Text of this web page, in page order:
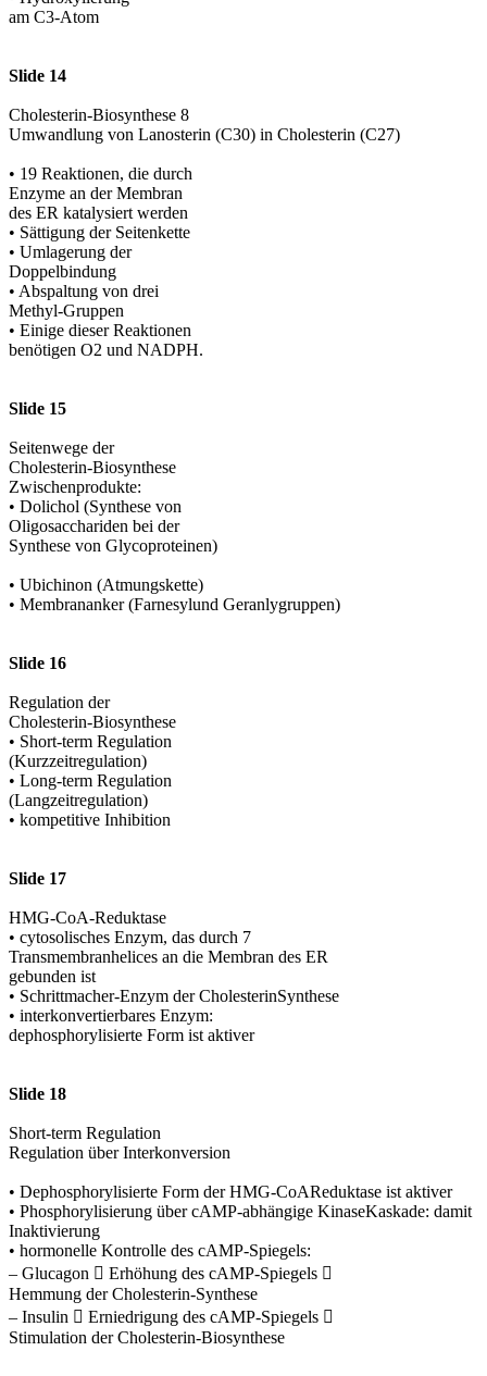
am C3-Atom
Slide 14
Cholesterin-Biosynthese 8
Umwandlung von Lanosterin (C30) in Cholesterin (C27)
• 19 Reaktionen, die durch
Enzyme an der Membran
des ER katalysiert werden
• Sättigung der Seitenkette
• Umlagerung der
Doppelbindung
• Abspaltung von drei
Methyl-Gruppen
• Einige dieser Reaktionen
benötigen O2 und NADPH.
Slide 15
Seitenwege der
Cholesterin-Biosynthese
Zwischenprodukte:
• Dolichol (Synthese von
Oligosacchariden bei der
Synthese von Glycoproteinen)
• Ubichinon (Atmungskette)
• Membrananker (Farnesylund Geranlygruppen)
Slide 16
Regulation der
Cholesterin-Biosynthese
• Short-term Regulation
(Kurzzeitregulation)
• Long-term Regulation
(Langzeitregulation)
• kompetitive Inhibition
Slide 17
HMG-CoA-Reduktase
• cytosolisches Enzym, das durch 7
Transmembranhelices an die Membran des ER
gebunden ist
• Schrittmacher-Enzym der CholesterinSynthese
• interkonvertierbares Enzym:
dephosphorylisierte Form ist aktiver
Slide 18
Short-term Regulation
Regulation über Interkonversion
• Dephosphorylisierte Form der HMG-CoAReduktase ist aktiver
• Phosphorylisierung über cAMP-abhängige KinaseKaskade: damit
Inaktivierung
• hormonelle Kontrolle des cAMP-Spiegels:
– Glucagon  Erhöhung des cAMP-Spiegels 
Hemmung der Cholesterin-Synthese
– Insulin  Erniedrigung des cAMP-Spiegels 
Stimulation der Cholesterin-Biosynthese